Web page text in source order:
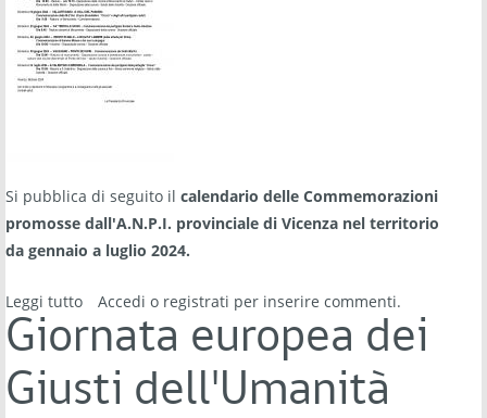
Si pubblica di seguito il calendario delle Commemorazioni
promosse dall'A.N.P.I. provinciale di Vicenza nel territorio
da gennaio a luglio 2024.
Leggi tutto su Commemorazioni in Provincia di Vicenza -
gennaio/luglio 2024
Accedi o registrati per inserire commenti.
Giornata europea dei
Giusti dell'Umanità